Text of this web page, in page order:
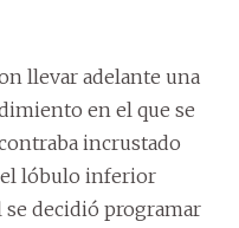
llevar adelante una
en el que se
incrustado
lóbulo inferior
decidió programar